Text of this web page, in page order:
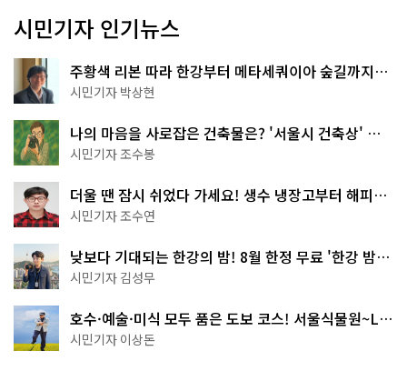
시민기자 인기뉴스
주황색 리본 따라 한강부터 메타세쿼이아 숲길까지…
서울둘레길 15코스
시민기자 박상현
나의 마음을 사로잡은 건축물은? '서울시 건축상' 수
상작 공개!
시민기자 조수봉
더울 땐 잠시 쉬었다 가세요! 생수 냉장고부터 해피소
·무더위쉼터까지
시민기자 조수연
낮보다 기대되는 한강의 밤! 8월 한정 무료 '한강 밤
핑' 예약은?
시민기자 김성무
호수·예술·미식 모두 품은 도보 코스! 서울식물원~LG
아트센터~마곡테라스거리
시민기자 이상돈